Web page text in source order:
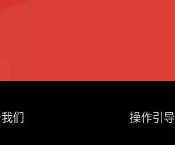
们 操作引导